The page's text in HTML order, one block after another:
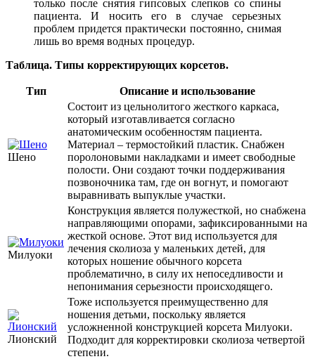
только после снятия гипсовых слепков со спины
пациента. И носить его в случае серьезных
проблем придется практически постоянно, снимая
лишь во время водных процедур.
Таблица. Типы корректирующих корсетов.
Тип Описание и использование
Шено
Состоит из цельнолитого жесткого каркаса,
который изготавливается согласно
анатомическим особенностям пациента.
Материал – термостойкий пластик. Снабжен
поролоновыми накладками и имеет свободные
полости. Они создают точки поддерживания
позвоночника там, где он вогнут, и помогают
выравнивать выпуклые участки.
Милуоки
Конструкция является полужесткой, но снабжена
направляющими опорами, зафиксированными на
жесткой основе. Этот вид используется для
лечения сколиоза у маленьких детей, для
которых ношение обычного корсета
проблематично, в силу их непоседливости и
непонимания серьезности происходящего.
Лионский
Тоже используется преимущественно для
ношения детьми, поскольку является
усложненной конструкцией корсета Милуоки.
Подходит для корректировки сколиоза четвертой
степени.